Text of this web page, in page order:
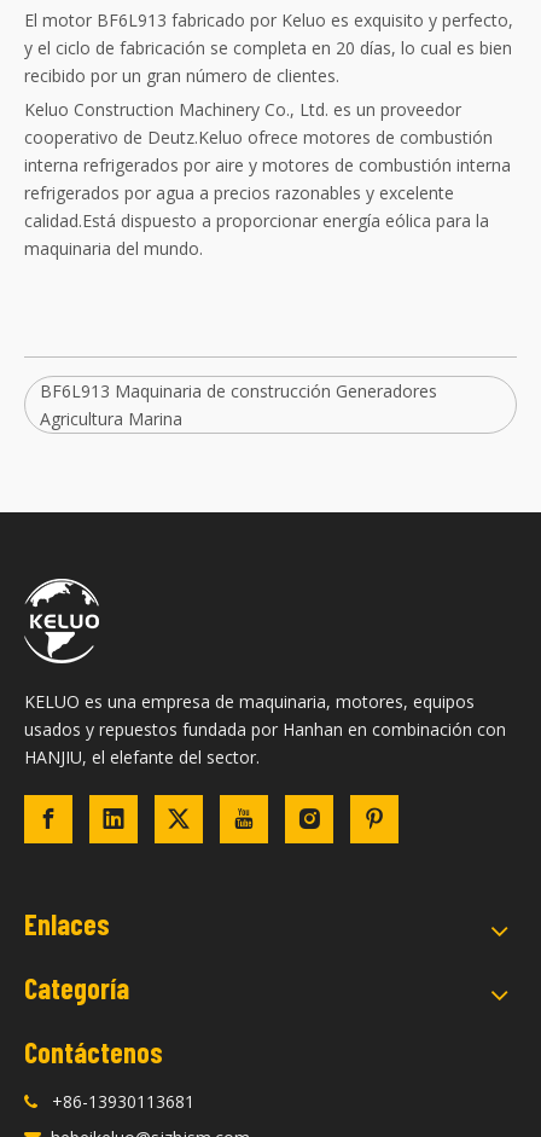
El motor BF6L913 fabricado por Keluo es exquisito y perfecto,
y el ciclo de fabricación se completa en 20 días, lo cual es bien
recibido por un gran número de clientes.
Keluo Construction Machinery Co., Ltd. es un proveedor
cooperativo de Deutz.Keluo ofrece motores de combustión
interna refrigerados por aire y motores de combustión interna
refrigerados por agua a precios razonables y excelente
calidad.Está dispuesto a proporcionar energía eólica para la
maquinaria del mundo.
BF6L913 Maquinaria de construcción Generadores
Agricultura Marina
KELUO es una empresa de maquinaria, motores, equipos
usados ​​y repuestos fundada por Hanhan en combinación con
HANJIU, el elefante del sector.
Enlaces
Categoría
Contáctenos
 +86-13930113681